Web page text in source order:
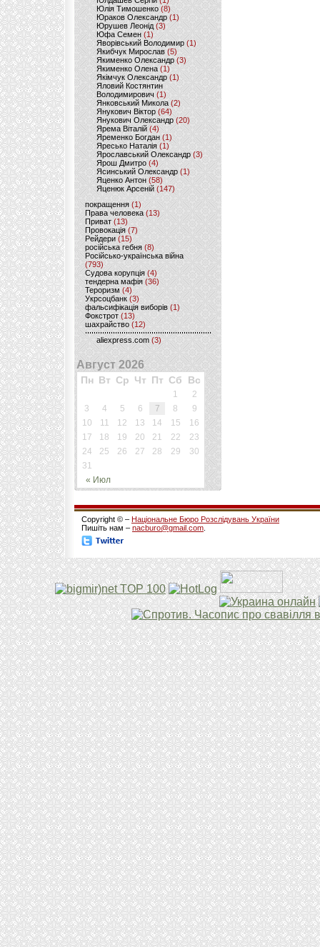
Юлія Тимошенко (8)
Юраков Олександр (1)
Юрушев Леонід (3)
Юфа Семен (1)
Яворівський Володимир (1)
Якибчук Мирослав (5)
Якименко Олександр (3)
Якименко Олена(1)
Якімчук Олександр (1)
Яловий Костянтин
Володимирович (1)
Янковський Микола(2)
Янукович Віктор (64)
Янукович Олександр(20)
Ярема Віталій(4)
Яременко Богдан(1)
Яресько Наталія(1)
Ярославський Олександр (3)
Ярош Дмитро (4)
Ясинський Олександр (1)
Яценко Антон(58)
Яценюк Арсеній (147)
покращення (1)
Права человека(13)
Приват (13)
Провокація (7)
Рейдери (15)
російська гебня (8)
Російсько-українська війна
(793)
Судова корупція (4)
тендерна мафія (36)
Тероризм (4)
Укрсоцбанк (3)
фальсифікація виборів (1)
Фокстрот(13)
шахрайство (12)
aliexpress.com (3)
Август 2026
Пн Вт Ср Чт Пт Сб Вс
« Июл
1
2
3
4 5 6 7 8
9
10
11 12 13 14 15
16
17
18 19 20 21 22
23
24
25 26 27 28 29
30
31
Copyright © – Національне Бюро Розслідувань України
Пишіть нам – nacburo@gmail.com